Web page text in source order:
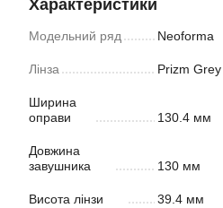
Характеристики
Модельний ряд Neoforma
Лінза Prizm Grey
Ширина
оправи
130.4 мм
Довжина
завушника
130 мм
Висота лінзи 39.4 мм